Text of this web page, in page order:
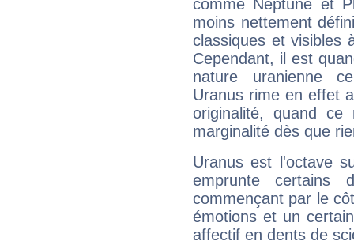
comme Neptune et
moins nettement
classiques et visibles
Cependant, il est
nature uranienne
Uranus rime en effet
originalité, quand ce
marginalité dès que
Uranus est l'octave
emprunte
commençant par le
émotions et un
affectif en dents de